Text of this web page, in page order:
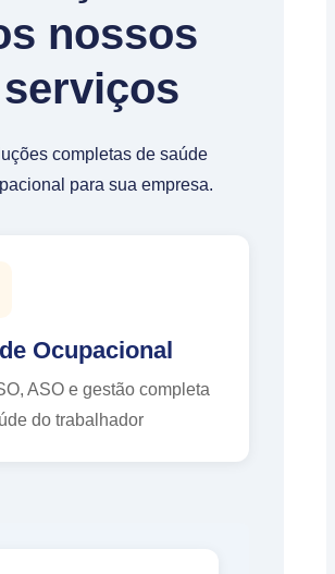
nossos
serviços
completas de saúde
para sua empresa.
Ocupacional
ASO e gestão completa
do trabalhador